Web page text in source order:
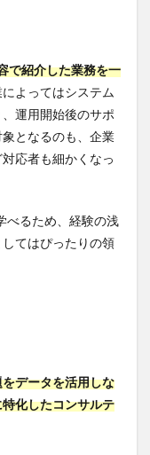
で紹介した業務を一
よってはシステム
運用開始後のサポ
となるのも、企業
応者も細かくなっ
べるため、経験の浅
てはぴったりの領
データを活用しな
化したコンサルテ